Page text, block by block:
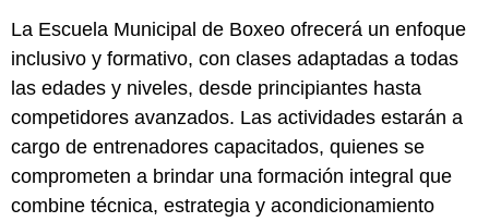
La Escuela Municipal de Boxeo ofrecerá un enfoque
inclusivo y formativo, con clases adaptadas a todas
las edades y niveles, desde principiantes hasta
competidores avanzados. Las actividades estarán a
cargo de entrenadores capacitados, quienes se
comprometen a brindar una formación integral que
combine técnica, estrategia y acondicionamiento